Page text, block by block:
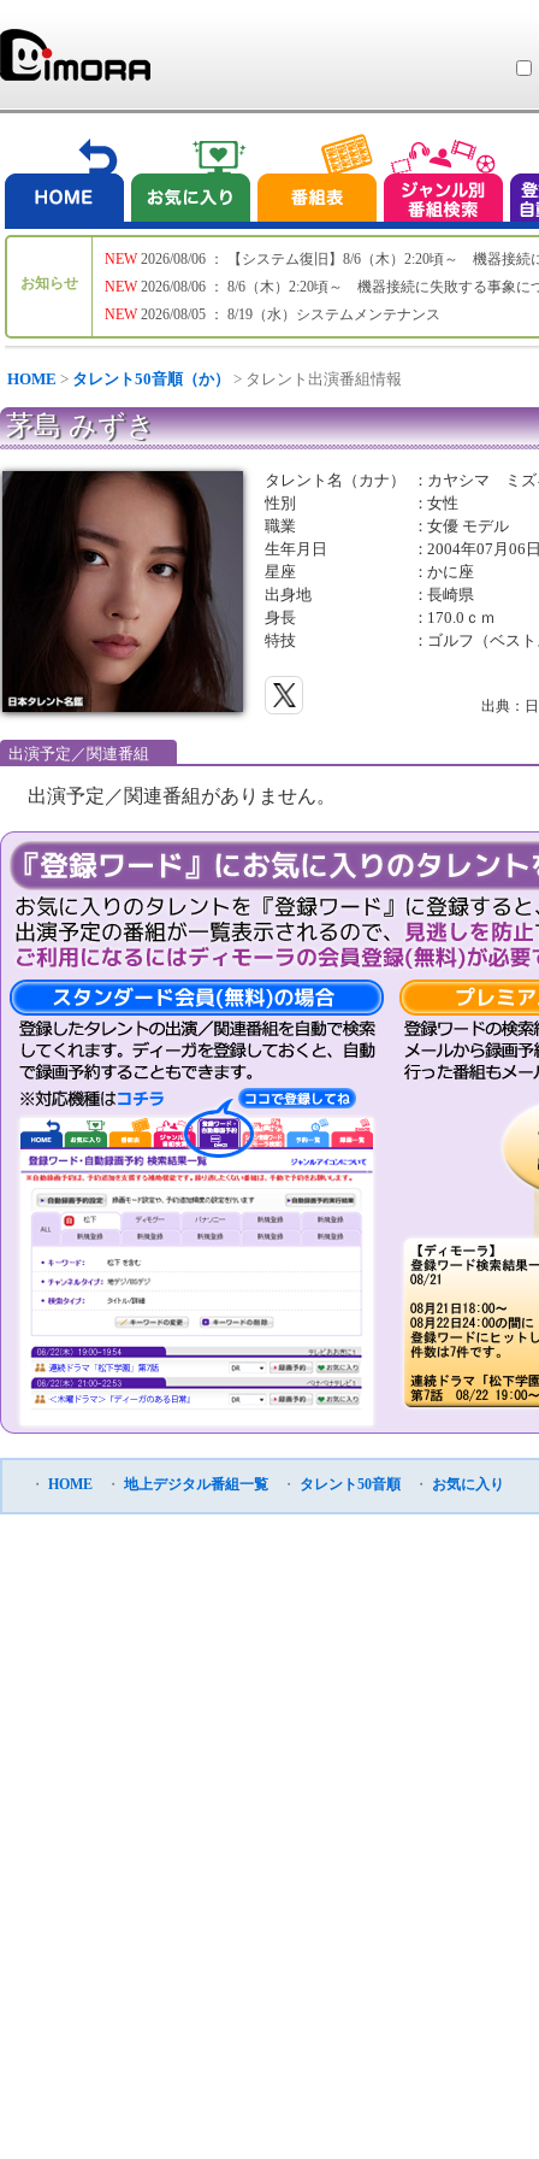
お知らせ
NEW
NEW
NEW
2026/08/06 ： 【システム復旧】8/6（木）2:20頃～ 機器接続
2026/08/06 ： 8/6（木）2:20頃～ 機器接続に失敗する事象に
2026/08/05 ： 8/19（水）システムメンテナンス
HOME > タレント50音順（か） > タレント出演番組情報
茅島 みずき
タレント名（カナ） ： カヤシマ ミズ
性別
：女性
職業
：女優 モデル
生年月日
：2004年07月06
星座
：かに座
出身地
：長崎県
身長
： 170.0ｃｍ
特技
： ゴルフ（ベス
出典：
出演予定／関連番組
出演予定／関連番組がありません。
・ HOME ・ 地上デジタル番組一覧 ・ タレント50音順 ・ お気に入り